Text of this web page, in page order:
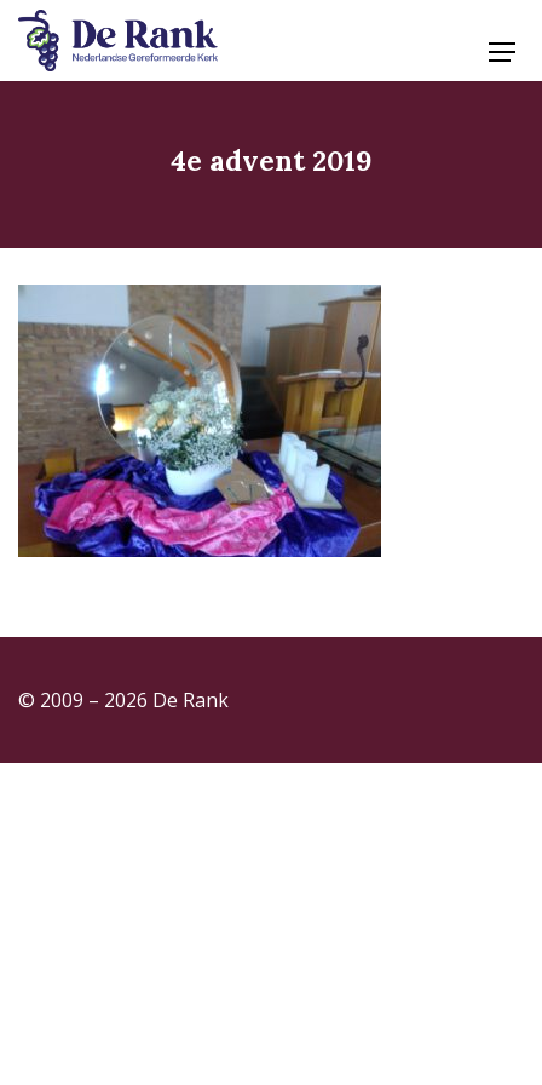
4e advent 2019
© 2009 – 2026 De Rank